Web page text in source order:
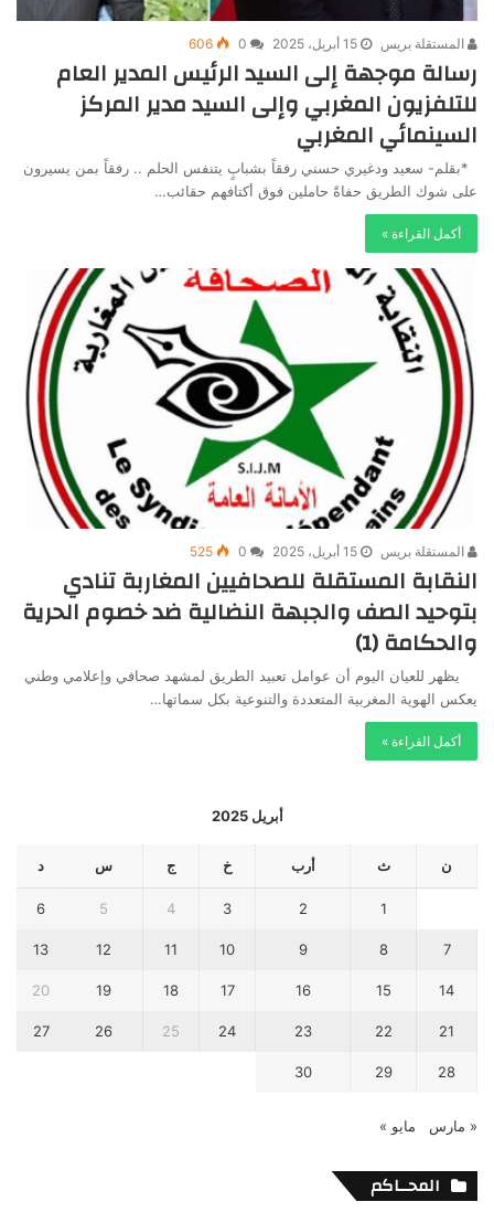
المستقلة بريس 15 أبريل، 2025 0
606
رسالة موجهة إلى السيد الرئيس المدير العام
للتلفزيون المغربي وإلى السيد مدير المركز
السينمائي المغربي
*بقلم- سعيد ودغيري حسني رفقاً بشبابٍ يتنفس الحلم .. رفقاً بمن يسيرون
على شوك الطريق حفاةً حاملين فوق أكتافهم حقائب…
أكمل القراءة »
المستقلة بريس 15 أبريل، 2025 0
525
النقابة المستقلة للصحافيين المغاربة تنادي
بتوحيد الصف والجبهة النضالية ضد خصوم الحرية
والحكامة (1)
يظهر للعيان اليوم أن عوامل تعبيد الطريق لمشهد صحافي وإعلامي وطني
يعكس الهوية المغربية المتعددة والتنوعية بكل سماتها…
أكمل القراءة »
أبريل 2025
ن ث أرب خ ج س د
1
2
3
4
5
6
7
8
9
10
11
12
13
14
15
16
17
18
19
20
21
22
23
24
25
26
27
28
29
30
« مارس مايو »
المحــاكم